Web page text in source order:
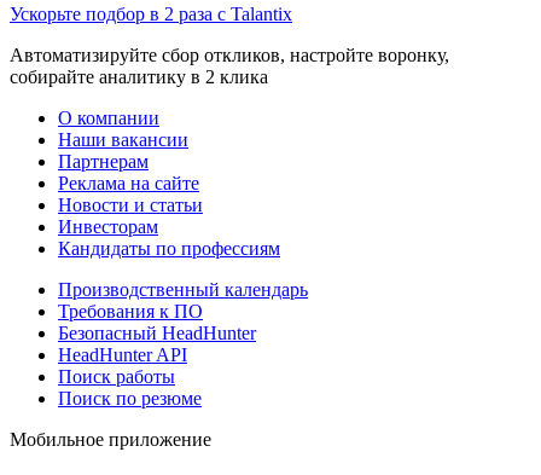
Ускорьте подбор в 2 раза с Talantix
Автоматизируйте сбор откликов, настройте воронку,
собирайте аналитику в 2 клика
О компании
Наши вакансии
Партнерам
Реклама на сайте
Новости и статьи
Инвесторам
Кандидаты по профессиям
Производственный календарь
Требования к ПО
Безопасный HeadHunter
HeadHunter API
Поиск работы
Поиск по резюме
Мобильное приложение